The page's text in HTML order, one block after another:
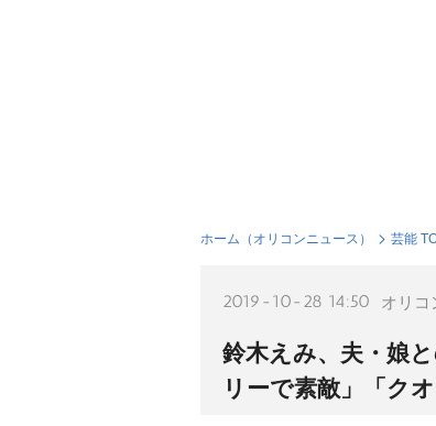
ホーム（オリコンニュース） 芸能
2019-10-28 14:50 オリコ
鈴木えみ、夫・娘
リーで素敵」「ク